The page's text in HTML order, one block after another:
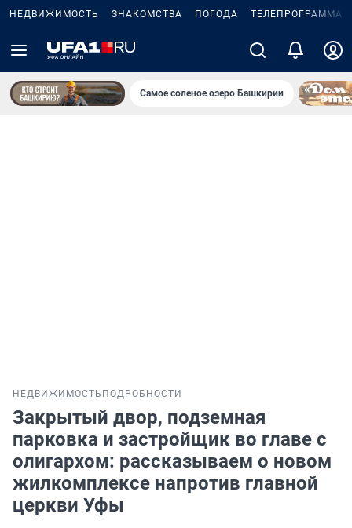
НЕДВИЖИМОСТЬ ЗНАКОМСТВА ПОГОДА ТЕЛЕПРОГРАММА
Самое соленое озеро Башкирии
НЕДВИЖИМОСТЬ ПОДРОБНОСТИ
Закрытый двор, подземная
парковка и застройщик во главе с
олигархом: рассказываем о новом
жилкомплексе напротив главной
церкви Уфы